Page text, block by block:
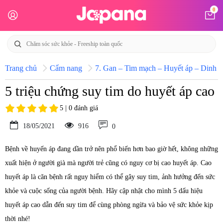
0
Trang chủ Cẩm nang 7. Gan – Tim mạch – Huyết áp – Dinh
5 triệu chứng suy tim do huyết áp cao
5 | 0 đánh giá
18/05/2021 916 0
Bệnh về huyến áp đang dần trở nên phổ biến hơn bao giờ hết, không những
xuất hiện ở người già mà người trẻ cũng có nguy cơ bị cao huyết áp. Cao
huyết áp là căn bệnh rất nguy hiểm có thể gây suy tim, ảnh hưởng đến sức
khỏe và cuộc sống của người bệnh. Hãy cập nhật cho mình 5 dấu hiệu
huyết áp cao dẫn đến suy tim để cùng phòng ngừa và bảo vệ sức khỏe kịp
thời nhé!